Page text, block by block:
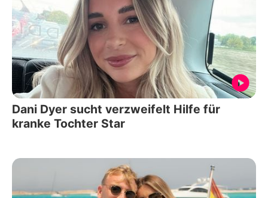
Dani Dyer sucht verzweifelt Hilfe für
kranke Tochter Star